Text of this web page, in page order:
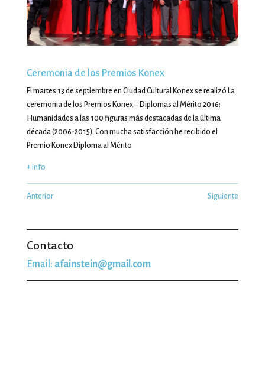
Ceremonia de los Premios Konex
El martes 13 de septiembre en Ciudad Cultural Konex se realizó La
ceremonia de los Premios Konex – Diplomas al Mérito 2016:
Humanidades a las 100 figuras más destacadas de la última
década (2006-2015). Con mucha satisfacción he recibido el
Premio Konex Diploma al Mérito.
+ info
Anterior Siguiente
Contacto
Email: afainstein@gmail.com